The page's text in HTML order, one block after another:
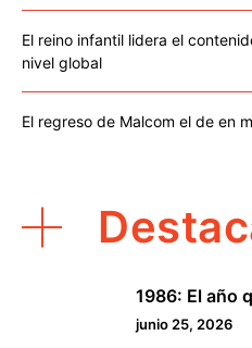
El reino infantil lidera el
nivel global
El regreso de Malcom el de en
1986: El año
junio 25, 2026